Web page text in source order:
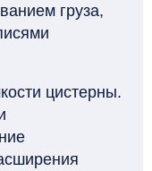
груза,
цистерны.